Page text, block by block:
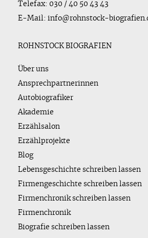
Telefax: 030 / 40 50 43 43
E-Mail: info@rohnstock-
ROHNSTOCK BIOGRAFIEN
Über uns
Ansprechpartnerinnen
Autobiografiker
Akademie
Erzählsalon
Erzählprojekte
Blog
Lebensgeschichte schreiben lassen
Firmengeschichte schreiben lassen
Firmenchronik schreiben lassen
Firmenchronik
Biografie schreiben lassen